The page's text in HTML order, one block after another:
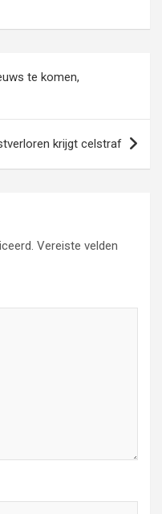
te komen,
krijgt celstraf
Vereiste velden